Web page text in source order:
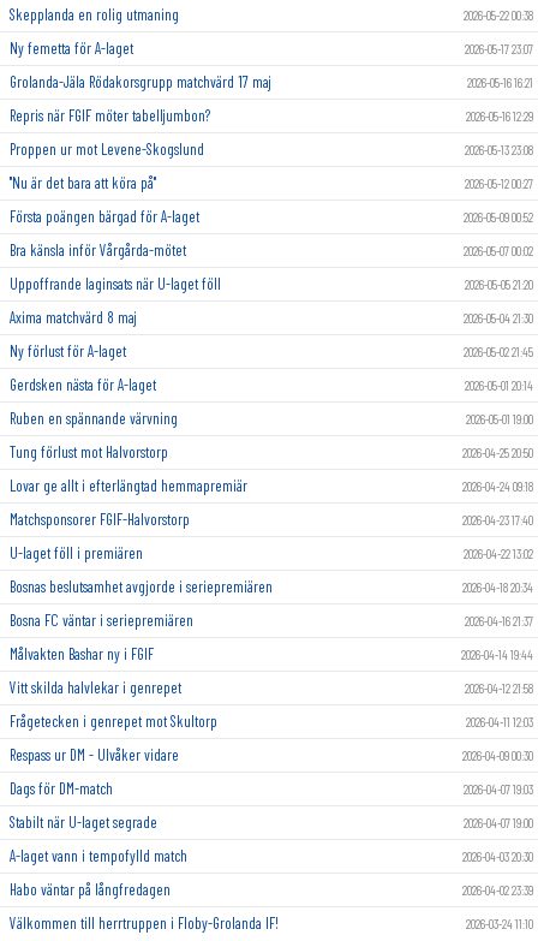
Skepplanda en rolig utmaning 2026-05-22 00:38
Ny femetta för A-laget 2026-05-17 23:07
Grolanda-Jäla Rödakorsgrupp matchvärd 17 maj 2026-05-16 16:21
Repris när FGIF möter tabelljumbon? 2026-05-16 12:29
Proppen ur mot Levene-Skogslund 2026-05-13 23:08
"Nu är det bara att köra på" 2026-05-12 00:27
Första poängen bärgad för A-laget 2026-05-09 00:52
Bra känsla inför Vårgårda-mötet 2026-05-07 00:02
Uppoffrande laginsats när U-laget föll 2026-05-05 21:20
Axima matchvärd 8 maj 2026-05-04 21:30
Ny förlust för A-laget 2026-05-02 21:45
Gerdsken nästa för A-laget 2026-05-01 20:14
Ruben en spännande värvning 2026-05-01 19:00
Tung förlust mot Halvorstorp 2026-04-25 20:50
Lovar ge allt i efterlängtad hemmapremiär 2026-04-24 09:18
Matchsponsorer FGIF-Halvorstorp 2026-04-23 17:40
U-laget föll i premiären 2026-04-22 13:02
Bosnas beslutsamhet avgjorde i seriepremiären 2026-04-18 20:34
Bosna FC väntar i seriepremiären 2026-04-16 21:37
Målvakten Bashar ny i FGIF 2026-04-14 19:44
Vitt skilda halvlekar i genrepet 2026-04-12 21:58
Frågetecken i genrepet mot Skultorp 2026-04-11 12:03
Respass ur DM - Ulvåker vidare 2026-04-09 00:30
Dags för DM-match 2026-04-07 19:03
Stabilt när U-laget segrade 2026-04-07 19:00
A-laget vann i tempofylld match 2026-04-03 20:30
Habo väntar på långfredagen 2026-04-02 23:39
Välkommen till herrtruppen i Floby-Grolanda IF! 2026-03-24 11:10